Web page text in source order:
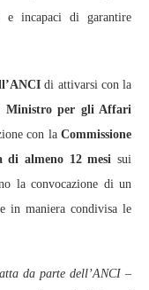
e incapaci di garantire
di attivarsi con la
Ministro per gli Affari
con la Commissione
di almeno 12 mesi sui
la convocazione di un
in maniera condivisa le
da parte dell’ANCI–